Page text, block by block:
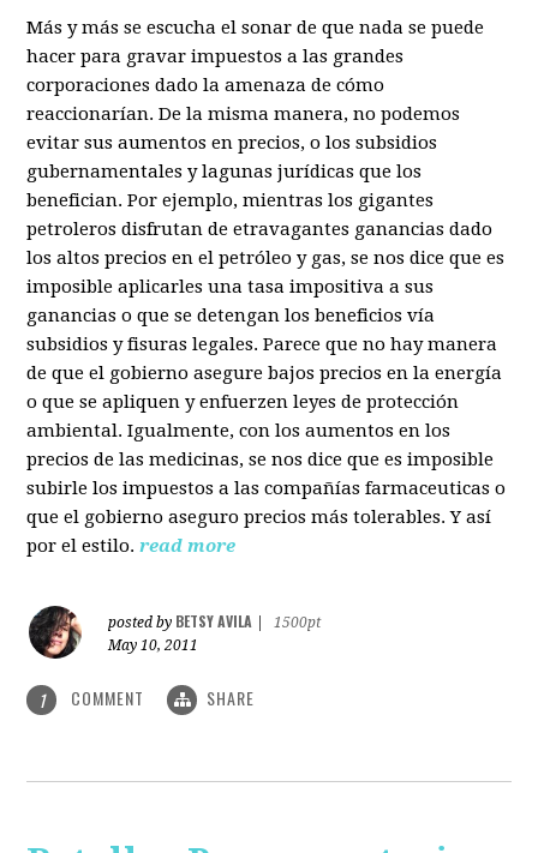
Más y más se escucha el sonar de que nada se puede
hacer para gravar impuestos a las grandes
corporaciones dado la amenaza de cómo
reaccionarían. De la misma manera, no podemos
evitar sus aumentos en precios, o los subsidios
gubernamentales y lagunas jurídicas que los
benefician. Por ejemplo, mientras los gigantes
petroleros disfrutan de etravagantes ganancias dado
los altos precios en el petróleo y gas, se nos dice que es
imposible aplicarles una tasa impositiva a sus
ganancias o que se detengan los beneficios vía
subsidios y fisuras legales. Parece que no hay manera
de que el gobierno asegure bajos precios en la energía
o que se apliquen y enfuerzen leyes de protección
ambiental. Igualmente, con los aumentos en los
precios de las medicinas, se nos dice que es imposible
subirle los impuestos a las compañías farmaceuticas o
que el gobierno aseguro precios más tolerables. Y así
por el estilo. read more
posted by BETSY AVILA
1500pt
May 10, 2011
1 COMMENT SHARE